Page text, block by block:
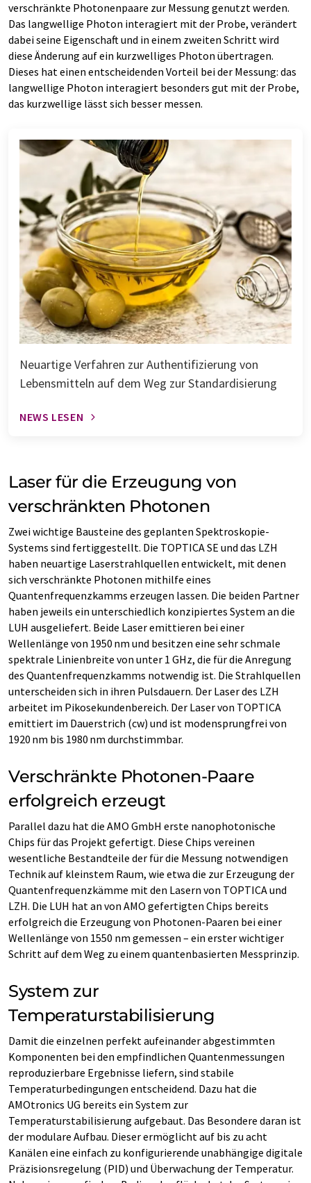
verschränkte Photonenpaare zur Messung genutzt werden.
Das langwellige Photon interagiert mit der Probe, verändert
dabei seine Eigenschaft und in einem zweiten Schritt wird
diese Änderung auf ein kurzwelliges Photon übertragen.
Dieses hat einen entscheidenden Vorteil bei der Messung: das
langwellige Photon interagiert besonders gut mit der Probe,
das kurzwellige lässt sich besser messen.
Neuartige Verfahren zur Authentifizierung von
Lebensmitteln auf dem Weg zur Standardisierung
NEWS LESEN
Laser für die Erzeugung von
verschränkten Photonen
Zwei wichtige Bausteine des geplanten Spektroskopie-
Systems sind fertiggestellt. Die TOPTICA SE und das LZH
haben neuartige Laserstrahlquellen entwickelt, mit denen
sich verschränkte Photonen mithilfe eines
Quantenfrequenzkamms erzeugen lassen. Die beiden Partner
haben jeweils ein unterschiedlich konzipiertes System an die
LUH ausgeliefert. Beide Laser emittieren bei einer
Wellenlänge von 1950 nm und besitzen eine sehr schmale
spektrale Linienbreite von unter 1 GHz, die für die Anregung
des Quantenfrequenzkamms notwendig ist. Die Strahlquellen
unterscheiden sich in ihren Pulsdauern. Der Laser des LZH
arbeitet im Pikosekundenbereich. Der Laser von TOPTICA
emittiert im Dauerstrich (cw) und ist modensprungfrei von
1920 nm bis 1980 nm durchstimmbar.
Verschränkte Photonen-Paare
erfolgreich erzeugt
Parallel dazu hat die AMO GmbH erste nanophotonische
Chips für das Projekt gefertigt. Diese Chips vereinen
wesentliche Bestandteile der für die Messung notwendigen
Technik auf kleinstem Raum, wie etwa die zur Erzeugung der
Quantenfrequenzkämme mit den Lasern von TOPTICA und
LZH. Die LUH hat an von AMO gefertigten Chips bereits
erfolgreich die Erzeugung von Photonen-Paaren bei einer
Wellenlänge von 1550 nm gemessen – ein erster wichtiger
Schritt auf dem Weg zu einem quantenbasierten Messprinzip.
System zur
Temperaturstabilisierung
Damit die einzelnen perfekt aufeinander abgestimmten
Komponenten bei den empfindlichen Quantenmessungen
reproduzierbare Ergebnisse liefern, sind stabile
Temperaturbedingungen entscheidend. Dazu hat die
AMOtronics UG bereits ein System zur
Temperaturstabilisierung aufgebaut. Das Besondere daran ist
der modulare Aufbau. Dieser ermöglicht auf bis zu acht
Kanälen eine einfach zu konfigurierende unabhängige digitale
Präzisionsregelung (PID) und Überwachung der Temperatur.